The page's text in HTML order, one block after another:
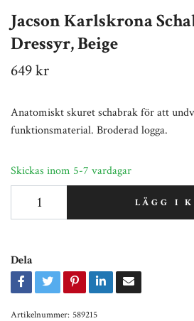
Jacson Karlskrona
Dressyr, Beige
649 kr
Anatomiskt skuret schabrak för att
funktionsmaterial. Broderad logga.
Skickas inom 5-7 vardagar
LÄGG I
Dela
Artikelnummer: 589215